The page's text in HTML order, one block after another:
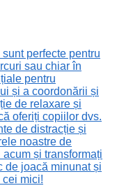
perfecte pentru
sau chiar în
pentru
și a coordonării și
de relaxare și
oferiți copiilor dvs.
de distracție și
noastre de
și transformați
de joacă minunat și
mici!